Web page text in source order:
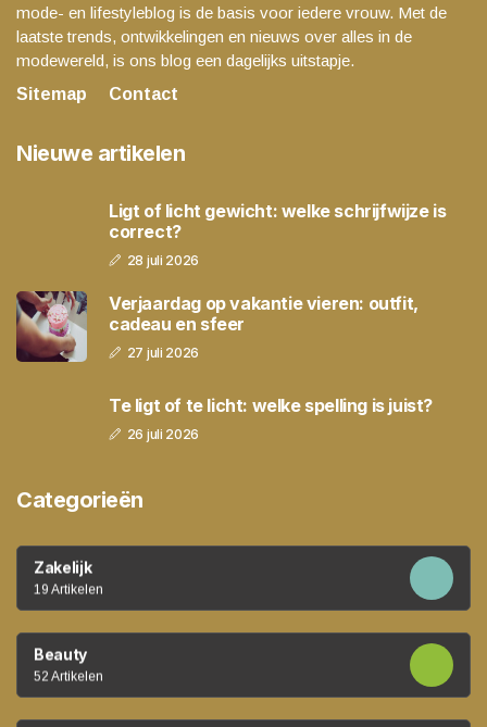
mode- en lifestyleblog is de basis voor iedere vrouw. Met de
laatste trends, ontwikkelingen en nieuws over alles in de
modewereld, is ons blog een dagelijks uitstapje.
Sitemap
Contact
Nieuwe artikelen
Ligt of licht gewicht: welke schrijfwijze is
correct?
28 juli 2026
Verjaardag op vakantie vieren: outfit,
cadeau en sfeer
27 juli 2026
Te ligt of te licht: welke spelling is juist?
26 juli 2026
Categorieën
Zakelijk
19 Artikelen
Beauty
52 Artikelen